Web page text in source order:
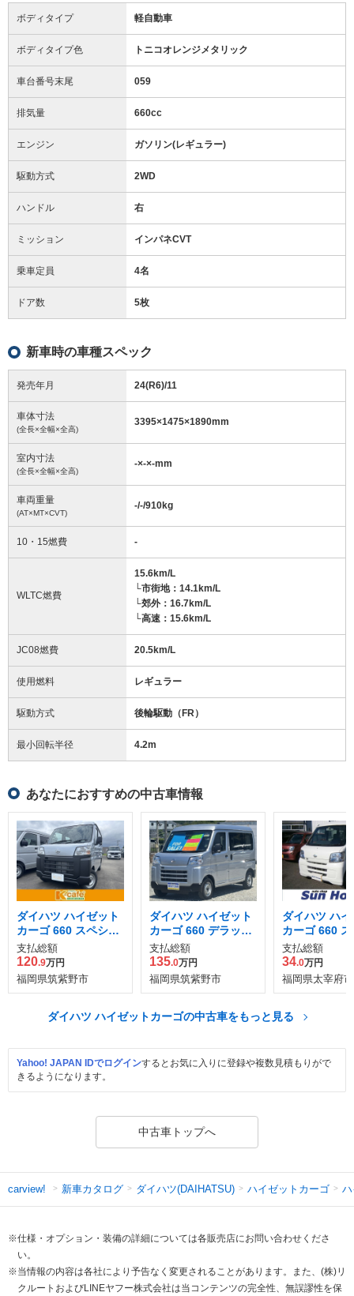
ボディタイプ 軽自動車
ボディタイプ色 トニコオレンジメタリック
車台番号末尾 059
排気量 660cc
エンジン ガソリン(レギュラー)
駆動方式 2WD
ハンドル 右
ミッション インパネCVT
乗車定員 4名
ドア数 5枚
新車時の車種スペック
発売年月 24(R6)/11
車体寸法
(全長×全幅×全高)
3395×1475×1890mm
室内寸法
(全長×全幅×全高)
-×-×-mm
車両重量
(AT×MT×CVT)
-/-/910kg
10・15燃費 -
WLTC燃費
15.6km/L
└市街地：14.1km/L
└郊外：16.7km/L
└高速：15.6km/L
JC08燃費 20.5km/L
使用燃料 レギュラー
駆動方式 後輪駆動（FR）
最小回転半径 4.2m
あなたにおすすめの中古車情報
ダイハツ ハイゼット
カーゴ 660 スペシャ
ル
支払総額
120.9万円
福岡県筑紫野市
ダイハツ ハイゼット
カーゴ 660 デラック
ス
支払総額
135.0万円
福岡県筑紫野市
ダイハツ ハ
カーゴ 660
ル ハイルーフ
支払総額
34.0万円
福岡県太宰府市
ダイハツ ハイゼットカーゴの中古車をもっと見る
Yahoo! JAPAN IDでログインするとお気に入りに登録や複数見積もりがで
きるようになります。
中古車トップへ
carview! 新車カタログ ダイハツ(DAIHATSU) ハイゼットカーゴ
※仕様・オプション・装備の詳細については各販売店にお問い合わせくださ
い。
※当情報の内容は各社により予告なく変更されることがあります。また、(株)リ
クルートおよびLINEヤフー株式会社は当コンテンツの完全性、無誤謬性を保